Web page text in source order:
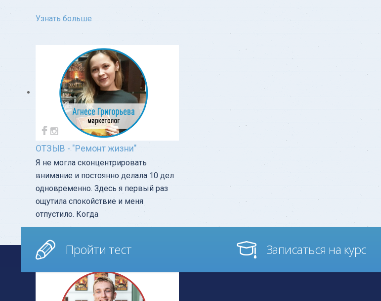
Узнать больше
ОТЗЫВ - "Ремонт жизни"
Я не могла сконцентрировать
внимание и постоянно делала 10 дел
одновременно. Здесь я первый раз
ощутила спокойствие и меня
отпустило. Когда
Узнать больше
Пройти тест Записаться на курс